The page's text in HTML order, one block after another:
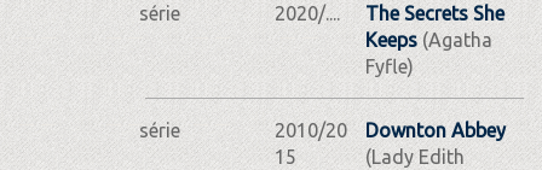
série 2020/....
The Secrets She
Keeps(Agatha
Fyfle)
série
2010/20
15
Downton Abbey
(Lady Edith